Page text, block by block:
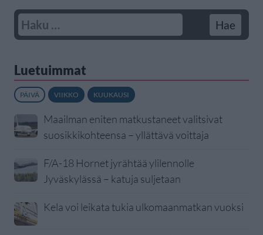
Luetuimmat
PÄIVÄ VIIKKO KUUKAUSI
Maailman eniten matkustaneet valitsivat
suosikkikohteensa – yllättävä voittaja
F/A-18 Hornet jyrähtää ylilennolle
Jyväskylässä – katuja suljetaan
Kela voi leikata tukia ulkomaanmatkan vuoksi